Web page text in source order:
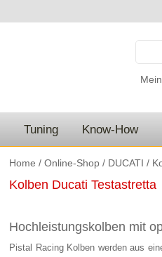
Tuning Know-How
Home / Online-Shop / DUCATI /
Kolben Ducati Testastretta
Hochleistungskolben mit
Pistal Racing Kolben werden aus